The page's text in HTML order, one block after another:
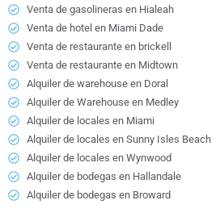
Venta de gasolineras en Hialeah
Venta de hotel en Miami Dade
Venta de restaurante en brickell
Venta de restaurante en Midtown
Alquiler de warehouse en Doral
Alquiler de Warehouse en Medley
Alquiler de locales en Miami
Alquiler de locales en Sunny Isles Beach
Alquiler de locales en Wynwood
Alquiler de bodegas en Hallandale
Alquiler de bodegas en Broward